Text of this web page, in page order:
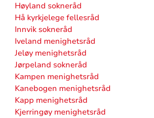
Høyland sokneråd
Hå kyrkjelege fellesråd
Innvik sokneråd
Iveland menighetsråd
Jeløy menighetsråd
Jørpeland sokneråd
Kampen menighetsråd
Kanebogen menighetsråd
Kapp menighetsråd
Kjerringøy menighetsråd